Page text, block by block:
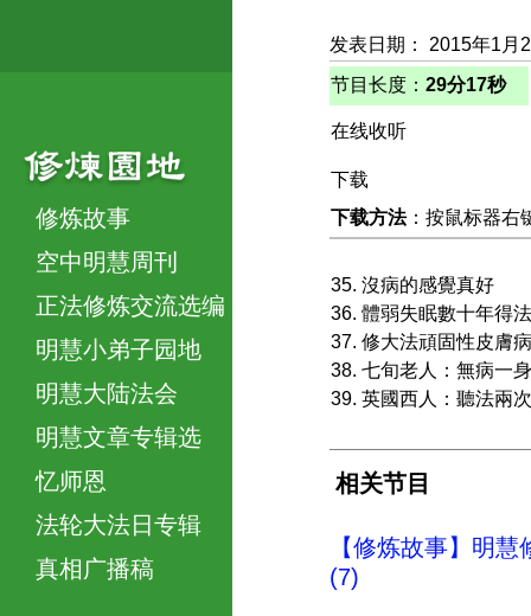
修炼故事
空中明慧周刊
正法修炼交流选编
明慧小弟子园地
明慧大陆法会
明慧文章专辑选
忆师恩
法轮大法日专辑
真相广播稿
发表日期： 2015年1月
节目长度： 29分17秒
在线收听
下载
下载方法：按鼠标器右
35. 沒病的感覺真好
36. 體弱失眠數十年得
37. 修大法頑固性皮膚
38. 七旬老人：無病一
39. 英國西人：聽法兩
相关节目
【修炼故事】明
(7)